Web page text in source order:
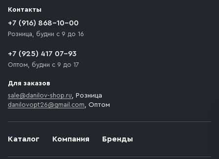
Каталог Компания Бренды
Контакты
+7 (916) 868-10-00
Розница, будни с 9 до 16
+7 (925) 417 07-93
Оптом, будни с 9 до 17
Для заказов
sale@danilov-shop.ru, Розница
danilovopt26@gmail.com, Оптом